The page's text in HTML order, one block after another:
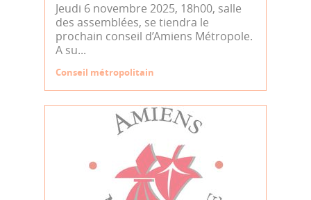
Jeudi 6 novembre 2025, 18h00, salle
des assemblées, se tiendra le
prochain conseil d’Amiens Métropole.
A su...
Conseil métropolitain